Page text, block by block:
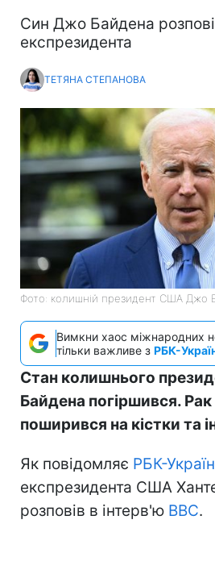
Син Джо Байдена
експрезидента
ТЕТЯНА СТЕПАНОВА
Фото: колишній президент США Джо
Вимкни хаос міжнародних
тільки важливе з РБК-
Стан колишнього
Байдена погіршився.
поширився на кістки та
Як повідомляє РБК-
експрезидента США
розповів в інтерв'ю BBC.